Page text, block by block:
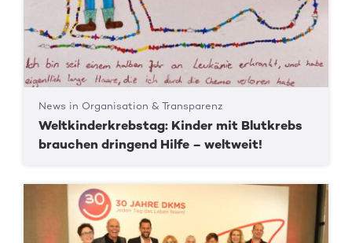
News in Organisation & Transparenz
Weltkinderkrebstag: Kinder mit Blutkrebs
brauchen dringend Hilfe – weltweit!